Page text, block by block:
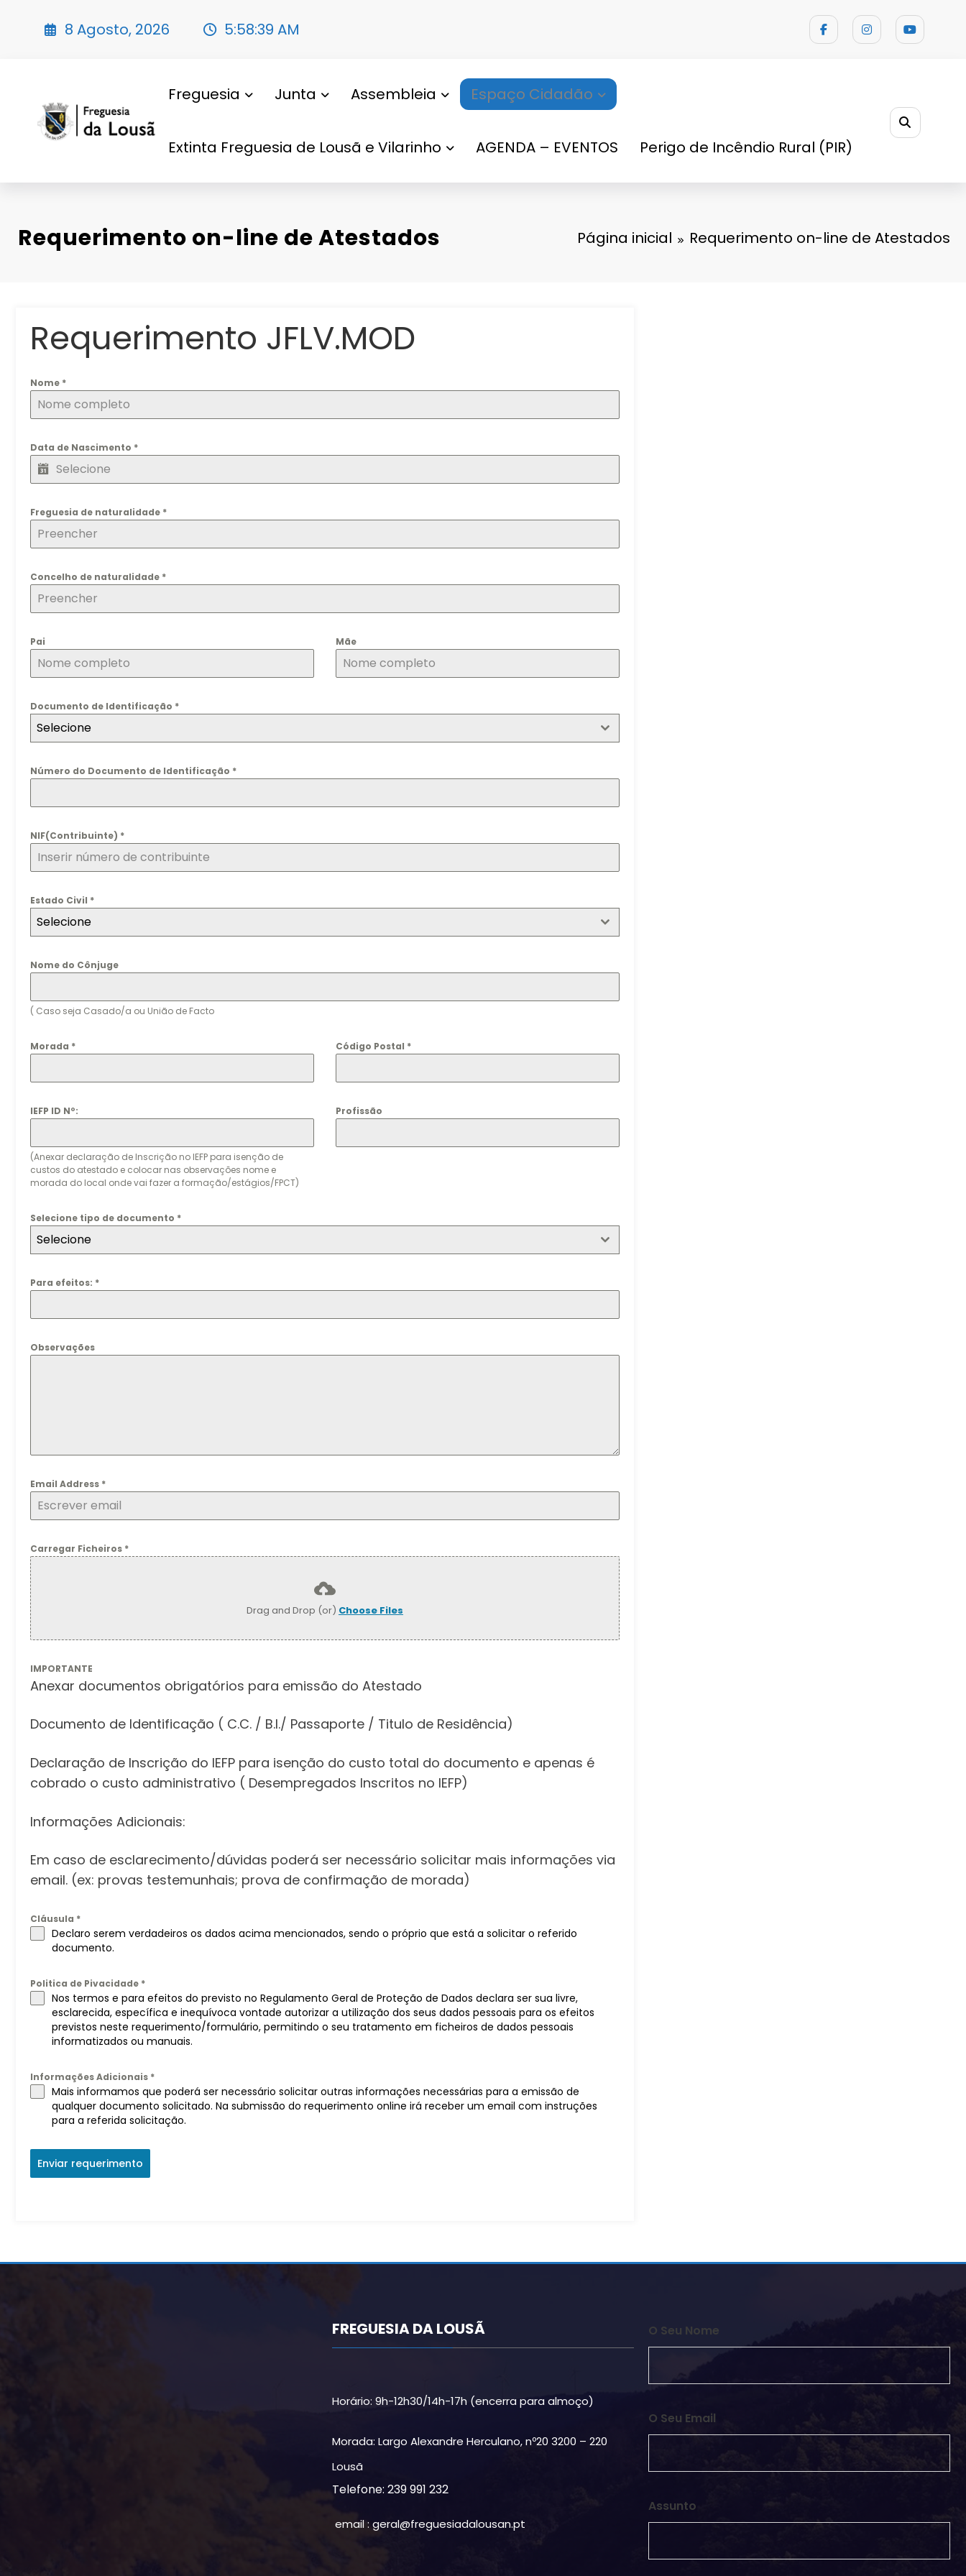
8 Agosto, 2026 5:58:40 AM
Freguesia Junta Assembleia Espaço Cidadão
Extinta Freguesia de Lousã e Vilarinho AGENDA – EVENTOS Perigo de Incêndio Rural (PIR)
Requerimento on-line de Atestados Página inicial Requerimento on-line de Atestados
Requerimento JFLV.MOD
Nome *
Data de Nascimento *
Freguesia de naturalidade *
Concelho de naturalidade *
Pai Mãe
Documento de Identificação *
Selecione
Número do Documento de Identificação *
NIF(Contribuinte) *
Estado Civil *
Selecione
Nome do Cônjuge
( Caso seja Casado/a ou União de Facto
Morada * Código Postal *
IEFP ID Nº:
(Anexar declaração de Inscrição no IEFP para isenção de
custos do atestado e colocar nas observações nome e
morada do local onde vai fazer a formação/estágios/FPCT)
Profissão
Selecione tipo de documento *
Selecione
Para efeitos: *
Observações
Email Address *
Carregar Ficheiros *
Drag and Drop (or) Choose Files
IMPORTANTE
Anexar documentos obrigatórios para emissão do Atestado
Documento de Identificação ( C.C. / B.I./ Passaporte / Titulo de Residência)
Declaração de Inscrição do IEFP para isenção do custo total do documento e apenas é
cobrado o custo administrativo ( Desempregados Inscritos no IEFP)
Informações Adicionais:
Em caso de esclarecimento/dúvidas poderá ser necessário solicitar mais informações via
email. (ex: provas testemunhais; prova de confirmação de morada)
Cláusula *
Declaro serem verdadeiros os dados acima mencionados, sendo o próprio que está a solicitar o referido
documento.
Politica de Pivacidade *
Nos termos e para efeitos do previsto no Regulamento Geral de Proteção de Dados declara ser sua livre,
esclarecida, específica e inequívoca vontade autorizar a utilização dos seus dados pessoais para os efeitos
previstos neste requerimento/formulário, permitindo o seu tratamento em ficheiros de dados pessoais
informatizados ou manuais.
Informações Adicionais *
Mais informamos que poderá ser necessário solicitar outras informações necessárias para a emissão de
qualquer documento solicitado. Na submissão do requerimento online irá receber um email com instruções
para a referida solicitação.
Enviar requerimento
FREGUESIA DA LOUSÃ
Horário: 9h-12h30/14h-17h (encerra para almoço)
Morada: Largo Alexandre Herculano, nº20 3200 – 220
Lousã
Telefone: 239 991 232
email : geral@freguesiadalousan.pt
O Seu Nome
O Seu Email
Assunto